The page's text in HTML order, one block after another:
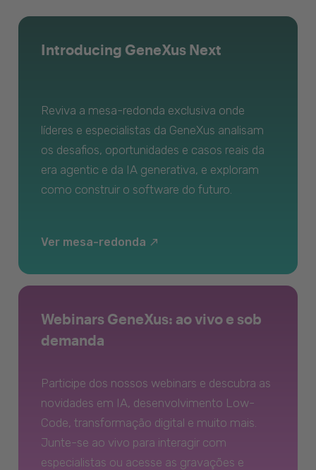
Introducing GeneXus Next
Reviva a mesa-redonda exclusiva onde
líderes e especialistas da GeneXus analisam
os desafios, oportunidades e casos reais da
era agentic e da IA generativa, e exploram
como construir o software do futuro.
Ver mesa-redonda
Webinars GeneXus: ao vivo e sob
demanda
Participe dos nossos webinars e descubra as
novidades em IA, desenvolvimento Low-
Code, transformação digital e muito mais.
Junte-se ao vivo para interagir com
especialistas ou acesse as gravações e